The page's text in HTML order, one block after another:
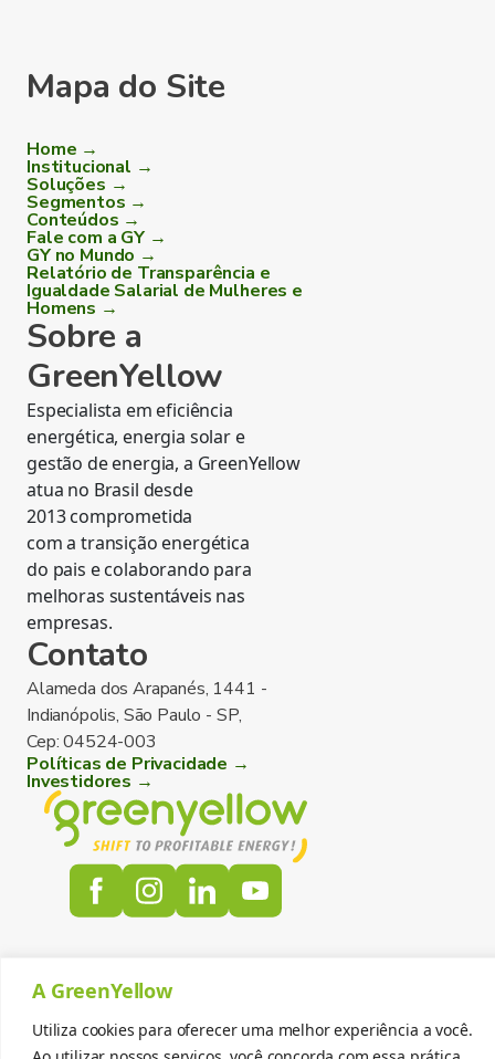
A GreenYellow
Utiliza cookies para oferecer uma melhor experiência a você.
Mapa do Site
Home →
Institucional →
Soluções →
Segmentos →
Conteúdos →
Fale com a GY →
GY no Mundo →
Relatório de Transparência e
Igualdade Salarial de Mulheres e
Homens →
Sobre a
GreenYellow
Especialista em eficiência
energética, energia solar e
gestão de energia, a GreenYellow
atua no Brasil desde
2013 comprometida
com a transição energética
do pais e colaborando para
melhoras sustentáveis nas
empresas.
Contato
Alameda dos Arapanés, 1441 -
Indianópolis, São Paulo - SP,
Cep: 04524-003
Políticas de Privacidade →
Investidores →